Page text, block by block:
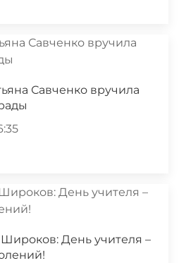
Савченко вручила
День учителя –